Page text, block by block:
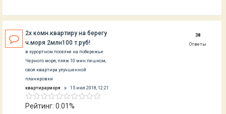
2х комн.квартиру на берегу
ч.моря 2млн100 т.руб!
в курортном поселке на побережье
Черного моря, пляж 10 мин.пешком,
своя квартира улучшенной
планировки
квартирауморя
15 июл 2018, 12:21
Рейтинг: 0.01%
38
Ответы